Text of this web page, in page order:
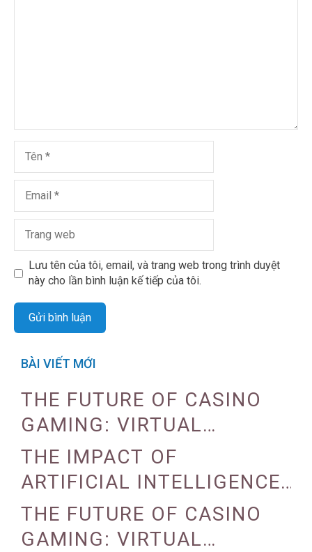
Lưu tên của tôi, email, và trang web trong trình duyệt
này cho lần bình luận kế tiếp của tôi.
BÀI VIẾT MỚI
THE FUTURE OF CASINO
GAMING: VIRTUAL
REALITY AND AUGMENTED
REALITY
THE IMPACT OF
ARTIFICIAL INTELLIGENCE
ON CASINO OPERATIONS
THE FUTURE OF CASINO
GAMING: VIRTUAL